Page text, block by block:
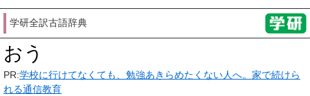
学研全訳古語辞典
おう
PR:学校に行けてなくても、勉強あきらめたくない人へ。家で続けら
れる通信教育